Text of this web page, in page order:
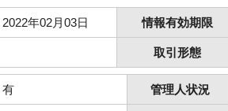
2022年02月03日 情報有効期限
取引形態
有 管理人状況